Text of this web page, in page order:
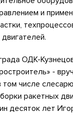
и
ОДК-
-
том числе
ракетных
десяток лет